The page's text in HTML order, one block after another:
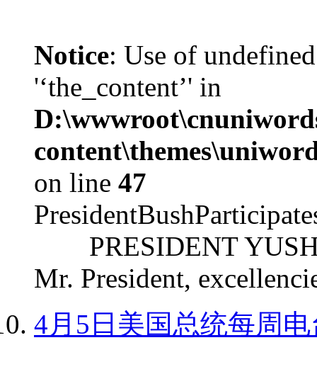
Notice: Use of
'‘the_content’' in
on line 47
PRESIDENT
Mr. President,
4月5日美国总统每周